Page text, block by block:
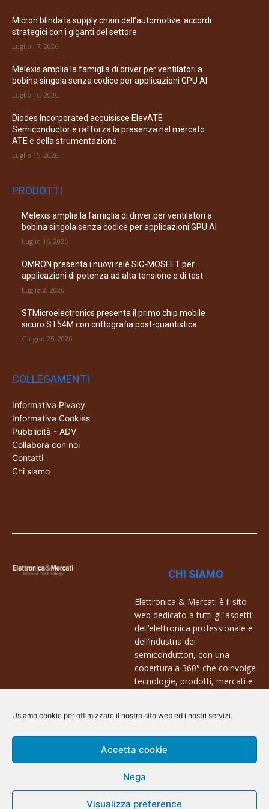
Usiamo cookie per ottimizzare il nostro sito web ed i nostri servizi.
Accetta cookie
Nega
Visualizza preference
Micron blinda la supply chain dell’automotive: accordi
strategici con i giganti del settore
Luglio 17, 2026
Melexis amplia la famiglia di driver per ventilatori a
bobina singola senza codice per applicazioni GPU AI
Luglio 16, 2026
Diodes Incorporated acquisisce ElevATE
Semiconductor e rafforza la presenza nel mercato
ATE e della strumentazione
Luglio 15, 2026
PRODOTTI
Melexis amplia la famiglia di driver per ventilatori a
bobina singola senza codice per applicazioni GPU AI
Luglio 16, 2026
OMRON presenta i nuovi relè SiC-MOSFET per
applicazioni di potenza ad alta tensione e di test
Luglio 2, 2026
STMicroelectronics presenta il primo chip mobile
sicuro ST54M con crittografia post-quantistica
Giugno 25, 2026
COLLEGAMENTI
Informativa Pivacy
Informativa Cookies
Pubblicità - ADV
Collabora con noi
Contatti
Chi siamo
CHI SIAMO
Elettronica & Mercati è il sito
web dedicato a tutti gli aspetti
dell’elettronica professionale e
dell’industria dei
semiconduttori, con una
copertura a 360° che coinvolge
tecnologie, prodotti, mercati e
Contatti:
info@arscommunication.it
@ArsCommunication 2023